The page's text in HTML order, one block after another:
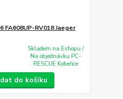
FA608UP-RV018 Jaeger
Skladem na Eshopu /
Na objednávku PC-
RESCUE Kobeřice
do košíku